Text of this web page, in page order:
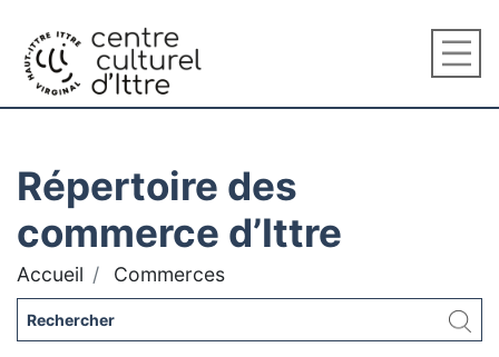
Répertoire des
commerce d’Ittre
Accueil Commerces